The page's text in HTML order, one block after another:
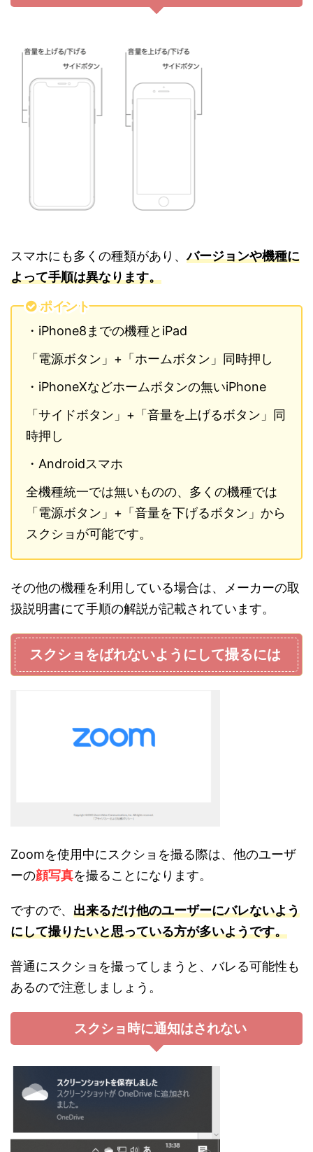
スマホにも多くの種類があり、バージョンや機種に
よって手順は異なります。
ポイント
・iPhone8までの機種とiPad
「電源ボタン」+「ホームボタン」同時押し
・iPhoneXなどホームボタンの無いiPhone
「サイドボタン」+「音量を上げるボタン」同
時押し
・Androidスマホ
全機種統一では無いものの、多くの機種では
「電源ボタン」+「音量を下げるボタン」から
スクショが可能です。
その他の機種を利用している場合は、メーカーの取
扱説明書にて手順の解説が記載されています。
スクショをばれないようにして撮るには
Zoomを使用中にスクショを撮る際は、他のユーザ
ーの顔写真を撮ることになります。
ですので、 出来るだけ他のユーザーにバレないよう
にして撮りたいと思っている方が多いようです。
普通にスクショを撮ってしまうと、バレる可能性も
あるので注意しましょう。
スクショ時に通知はされない